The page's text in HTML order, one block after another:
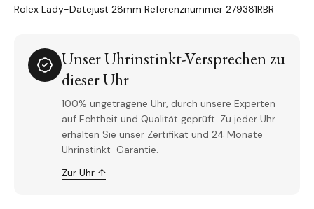
Rolex Lady-Datejust 28mm Referenznummer 279381RBR
Unser Uhrinstinkt-Versprechen zu
dieser Uhr
100% ungetragene Uhr, durch unsere Experten
auf Echtheit und Qualität geprüft. Zu jeder Uhr
erhalten Sie unser Zertifikat und 24 Monate
Uhrinstinkt-Garantie.
Zur Uhr ↑